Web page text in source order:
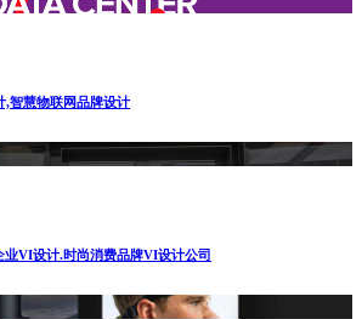
,智慧物联网品牌设计
VI设计.时尚消费品牌VI设计公司